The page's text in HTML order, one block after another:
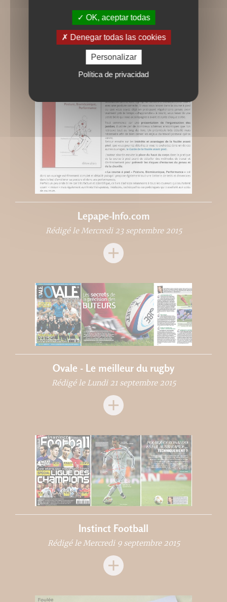
Lepape-Info.com
Rédigé le Mercredi 23 septembre 2015
Ovale - Le meilleur du rugby
Rédigé le Lundi 21 septembre 2015
Instinct Football
Rédigé le Mercredi 9 septembre 2015
OK, aceptar todas
Denegar todas las cookies
Personalizar
Política de privacidad